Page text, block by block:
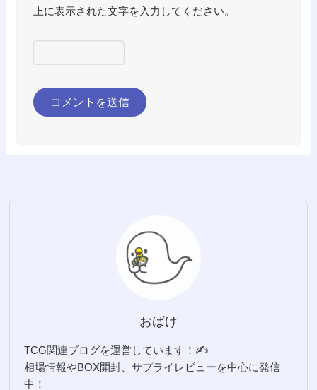
上に表示された文字を入力してください。
おばけ
TCG関連ブログを運営しています！✍️
相場情報やBOX開封、サプライレビューを中心に発信
中！